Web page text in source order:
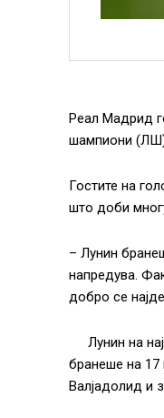
Реал Мадрид
шампиони (ЛШ)
Гостите на
што доби
– Лунин
напредува.
добро се
Лунин на
бранеше на 17
Валјадолид и